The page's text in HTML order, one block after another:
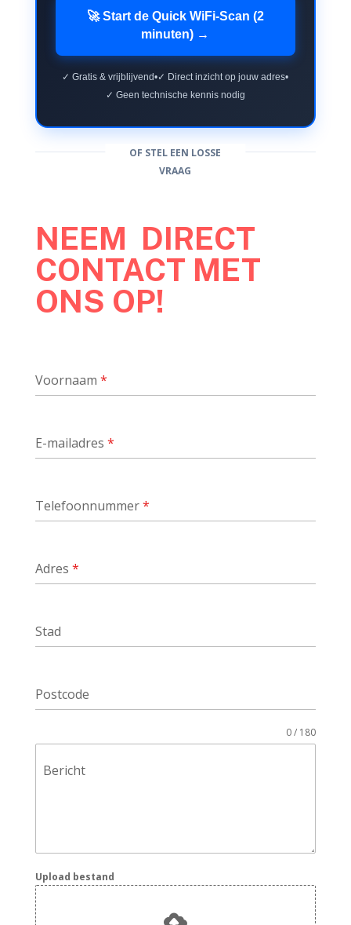
🚀 Start de Quick WiFi-Scan (2
minuten) →
✓ Gratis & vrijblijvend•✓ Direct inzicht op jouw adres•
✓ Geen technische kennis nodig
OF STEL EEN LOSSE
VRAAG
NEEM DIRECT
CONTACT MET
ONS OP!
Voornaam *
E-mailadres *
Telefoonnummer*
Adres *
Stad
Postcode
Bericht
0 / 180
Upload bestand